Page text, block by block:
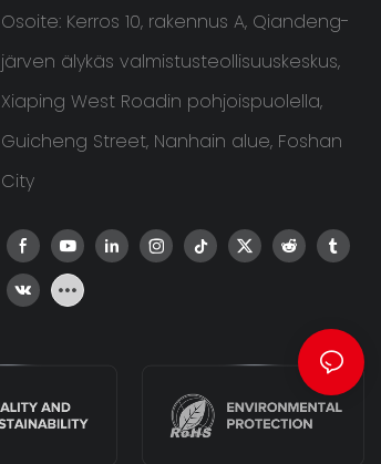
Osoite: Kerros 10, rakennus A, Qiandeng-
järven älykäs valmistusteollisuuskeskus,
Xiaping West Roadin pohjoispuolella,
Guicheng Street, Nanhain alue, Foshan
City